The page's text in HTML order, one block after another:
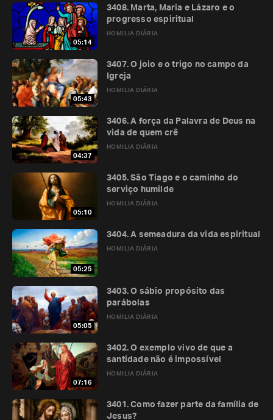
05:14
HOMILIA DIÁRIA
3408. Marta, Maria e Lázaro e o
progresso espiritual
05:43
HOMILIA DIÁRIA
3407. O joio e o trigo no campo da
Igreja
04:37
HOMILIA DIÁRIA
3406. A força da Palavra de Deus na
vida de quem crê
05:10
HOMILIA DIÁRIA
3405. São Tiago e o caminho do
serviço humilde
05:25
HOMILIA DIÁRIA
3404. A semeadura da vida espiritual
05:05
HOMILIA DIÁRIA
3403. O sábio propósito das
parábolas
07:16
HOMILIA DIÁRIA
3402. O exemplo vivo de que a
santidade não é impossível
3401. Como fazer parte da família de
Jesus?